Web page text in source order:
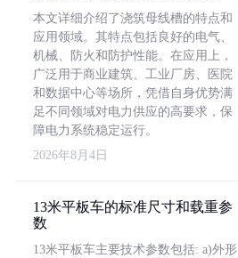
本文详细介绍了浇筑母线槽的特点和
应用领域。其特点包括良好的电气、
机械、防火和防护性能。在应用上，
广泛用于商业建筑、工业厂房、医院
和数据中心等场所，凭借自身优势满
足不同领域对电力供应的高要求，保
障电力系统稳定运行。
2026年8月4日
13米平板车的标准尺寸和载重参
数
13米平板车主要技术参数包括: a)外形